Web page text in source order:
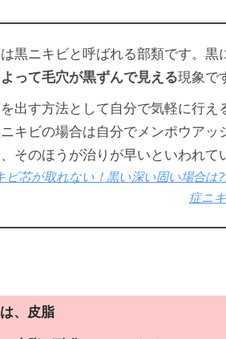
黒ニキビと呼ばれる部類です。黒
って毛穴が黒ずんで見える現象で
出す方法として自分で気軽に行
キビの場合は自分でメンポウア
そのほうが治りが早いといわれて
ビ芯が取れない！黒い深い固い場合は
症ニ
、皮脂